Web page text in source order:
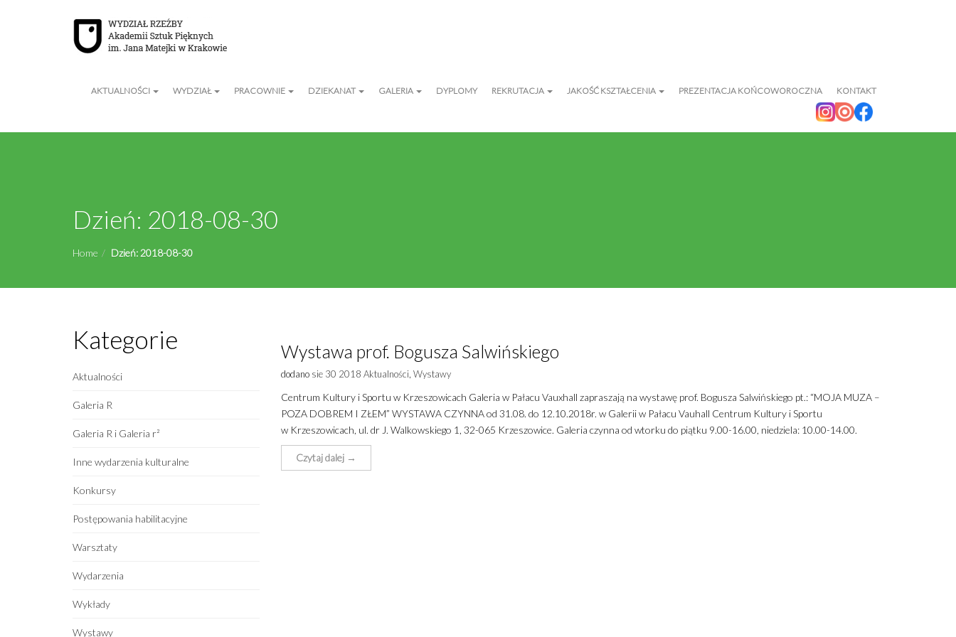
AKTUALNOŚCI WYDZIAŁ PRACOWNIE DZIEKANAT GALERIA DYPLOMY REKRUTACJA JAKOŚĆ KSZTAŁCENIA PREZENTACJA KOŃCOWOROCZNA KONTAKT
Dzień: 2018-08-30
Home Dzień: 2018-08-30
Kategorie
Aktualności
Galeria R
Galeria R i Galeria r²
Inne wydarzenia kulturalne
Konkursy
Postępowania habilitacyjne
Warsztaty
Wydarzenia
Wykłady
Wystawy
Wystawa prof. Bogusza Salwińskiego
dodano sie 30 2018 Aktualności Wystawy
Centrum Kultury i Sportu w Krzeszowicach Galeria w Pałacu Vauxhall zapraszają na wystawę prof. Bogusza Salwińskiego pt.: “MOJA MUZA –
POZA DOBREM I ZŁEM” WYSTAWA CZYNNA od 31.08. do 12.10.2018r. w Galerii w Pałacu Vauhall Centrum Kultury i Sportu
w Krzeszowicach, ul. dr J. Walkowskiego 1, 32-065 Krzeszowice. Galeria czynna od wtorku do piątku 9.00-16.00, niedziela: 10.00-14.00.
Czytaj dalej →